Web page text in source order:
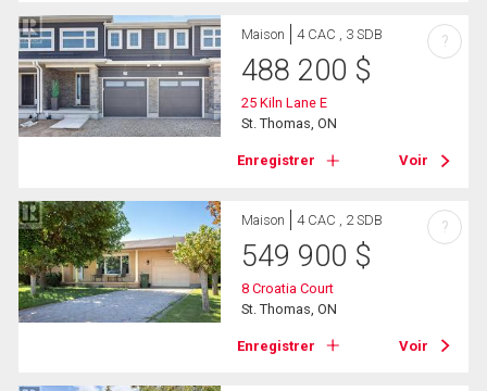
Maison 4 CAC , 3 SDB
488 200 $
25 Kiln Lane E
St. Thomas, ON
Enregistrer Voir
?
Maison 4 CAC , 2 SDB
549 900 $
8 Croatia Court
St. Thomas, ON
Enregistrer Voir
?